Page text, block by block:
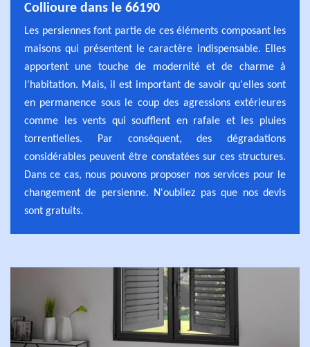
Collioure dans le 66190
Les persiennes font partie de ces éléments composant les
maisons qui présentent le caractère indispensable. Elles
apportent une touche de modernité et de charme à
l'habitation. Mais, il est important de savoir qu'elles sont
en permanence sous le coup des agressions extérieures
comme les vents qui soufflent en rafale et les pluies
torrentielles. Par conséquent, des dégradations
considérables peuvent être constatées sur ces structures.
Dans ce cas, nous pouvons proposer nos services pour le
changement de persienne. N'oubliez pas que nos devis
sont gratuits.